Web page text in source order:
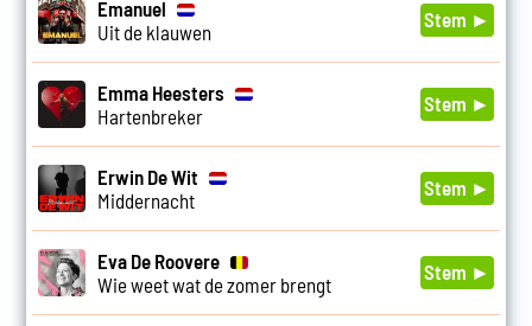
Emanuel
Uit de klauwen
Stem ►
Emma Heesters
Hartenbreker
Stem ►
Erwin De Wit
Middernacht
Stem ►
Eva De Roovere
Wie weet wat de zomer brengt
Stem ►